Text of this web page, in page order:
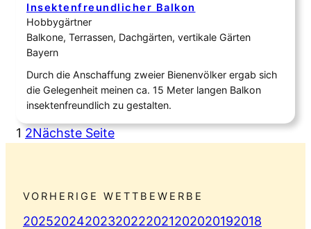
Insektenfreundlicher Balkon
Hobbygärtner
Balkone, Terrassen, Dachgärten, vertikale Gärten
Bayern
Durch die Anschaffung zweier Bienenvölker ergab sich
die Gelegenheit meinen ca. 15 Meter langen Balkon
insektenfreundlich zu gestalten.
1 2Nächste Seite
VORHERIGE WETTBEWERBE
20252024202320222021202020192018